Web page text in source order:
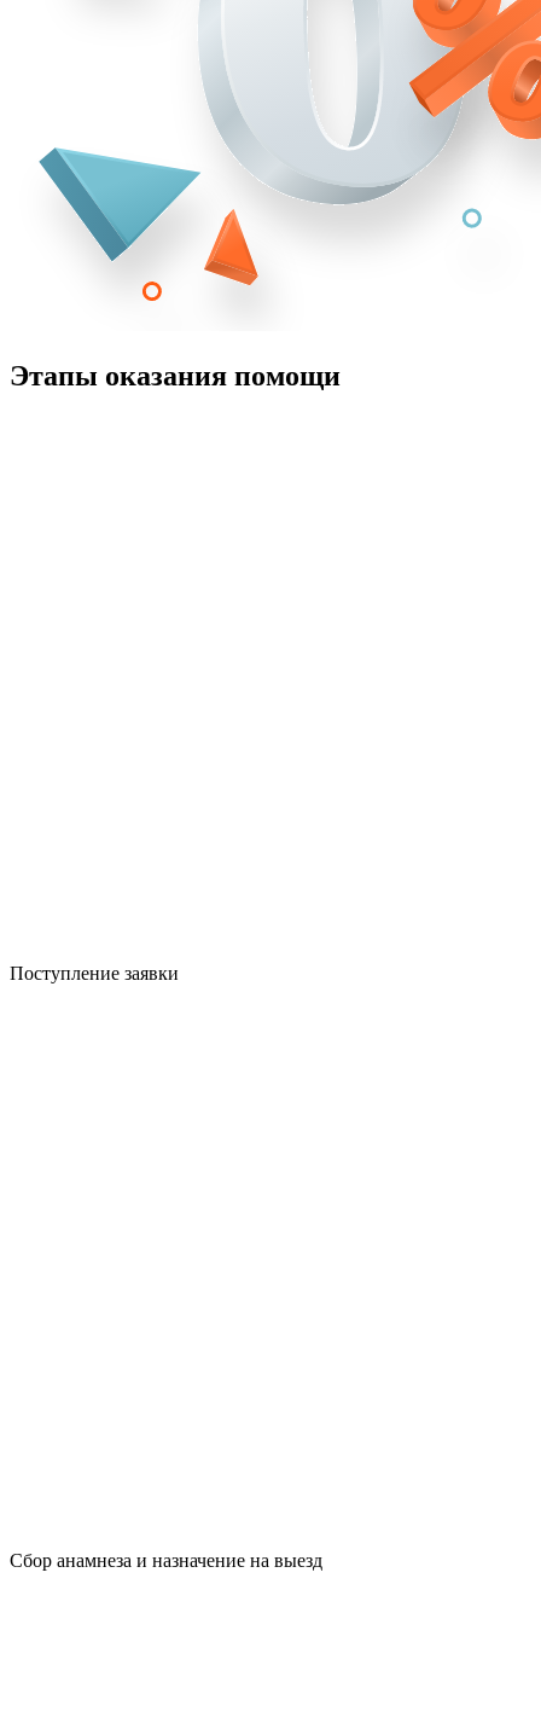
Этапы оказания помощи
Поступление заявки
Сбор анамнеза и назначение на выезд